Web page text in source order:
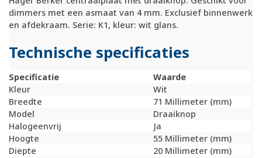
dimmers met een asmaat van 4 mm. Exclusief binnenwerk
en afdekraam. Serie: K1, kleur: wit glans.
Technische specificaties
Specificatie
Waarde
Kleur
Wit
Breedte
71 Millimeter (mm)
Model
Draaiknop
Halogeenvrij
Ja
Hoogte
55 Millimeter (mm)
Diepte
20 Millimeter (mm)